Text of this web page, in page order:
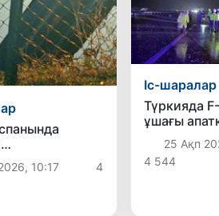
атып түсірілді
10:17
4
Іс-шаралар
Түркияда
ұшағы
25 Ақп
4 544